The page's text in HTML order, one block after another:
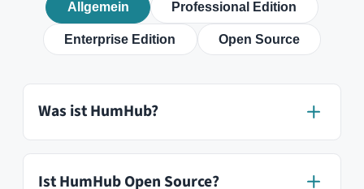
Wie unterscheidet sich HumHub von
Slack oder Microsoft Teams?
In wie vielen Sprachen ist HumHub
verfügbar?